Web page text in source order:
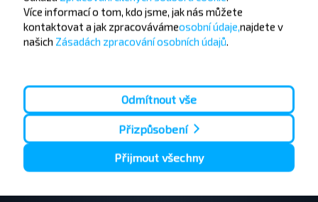
Existují nějaká omezení pro cestování
Kdy je nejlepší hledat letenku na
Sharkawshchyna-Minsk?
Více informací o tom, kdo jsme, jak nás můžete
kontaktovat a jak zpracovávámeosobní údaje,najdete v
našich Zásadách zpracování osobních údajů.
Odmítnout vše
Přizpůsobení
Přijmout všechny